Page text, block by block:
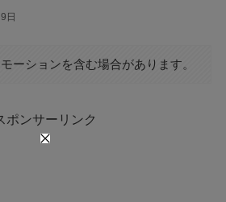
日
ーションを含む場合があります。
ポンサーリンク